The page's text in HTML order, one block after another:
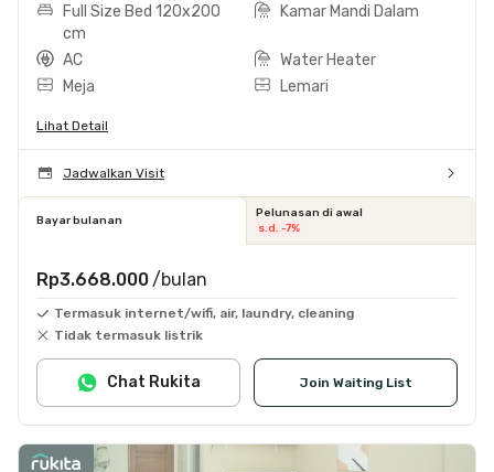
Full Size Bed 120x200
cm
Kamar Mandi Dalam
AC
Water Heater
Meja
Lemari
Lihat Detail
Jadwalkan Visit
Bayar bulanan
Pelunasan di awal
s.d. -7%
Rp3.668.000 /bulan
Termasuk internet/wifi, air, laundry, cleaning
Tidak termasuk listrik
Join Waiting List
Chat Rukita